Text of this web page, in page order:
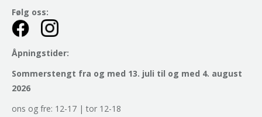
Følg oss:
Åpningstider:
Sommerstengt fra og med 13. juli til og med 4. august
2026
ons og fre: 12-17 | tor 12-18